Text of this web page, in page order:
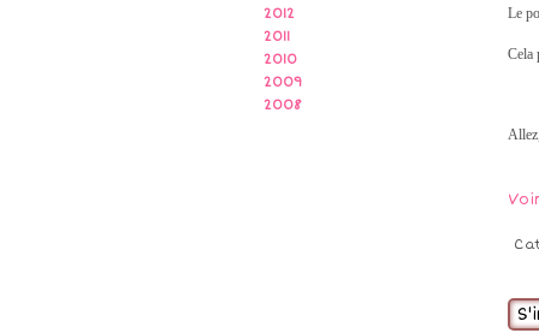
2012
2011
2010
2009
2008
Le
Cela